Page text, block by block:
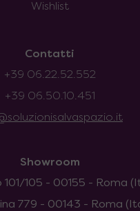
Wishlist
Contatti
+39 06.22.52.552
+39 06.50.10.451
Showroom
101/105 - 00155 - Roma
779 - 00143 - Roma